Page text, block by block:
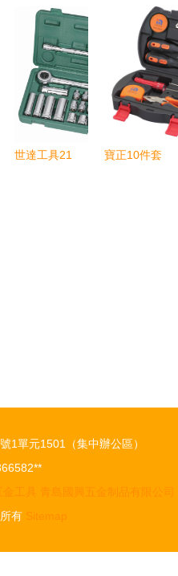
刀 型號、
價格、廠家
與實物參考
剪用品產品
指南
世達工具21
寶正10件套
1單元1501（集中辦公區）
金工具
青島國興五金制品有限公司
有 Sitemap